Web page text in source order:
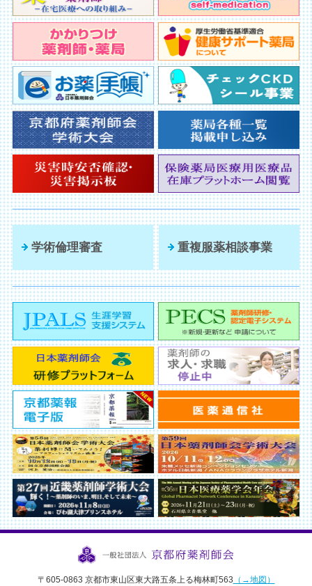
学術倫理審査 重複服薬相談事業
〒605-0863 京都市東山区東大路五条上る梅林町563 （→地図）